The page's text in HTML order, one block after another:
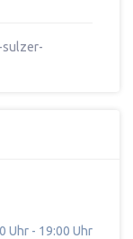
Uhr - 19:00 Uhr